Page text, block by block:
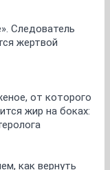
Следователь
жертвой
от которого
жир на боках:
как вернуть